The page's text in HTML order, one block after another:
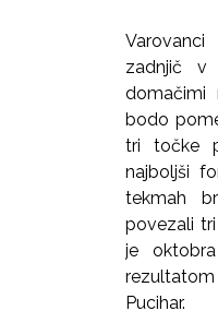
zadnjič v
domačimi
bodo
tri točke
najboljši
tekmah
povezali
je
Pucihar.